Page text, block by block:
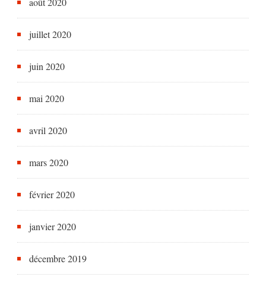
juillet 2020
juin 2020
mai 2020
avril 2020
mars 2020
février 2020
janvier 2020
décembre 2019